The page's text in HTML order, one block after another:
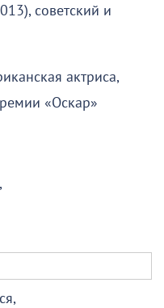
советский и
актриса,
«Оскар»